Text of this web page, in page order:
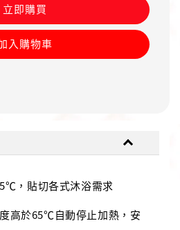
立即購買
入購物車
，貼切各式沐浴需求
高於65℃自動停止加熱，安